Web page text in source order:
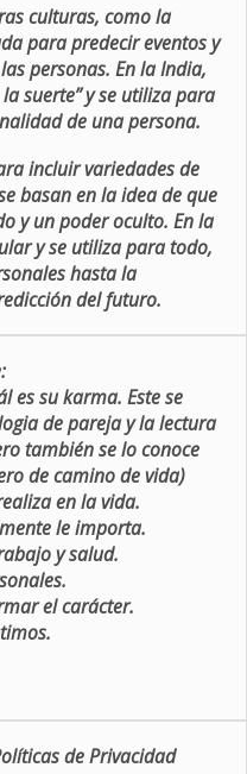
culturas, como la
para predecir eventos y
personas. En la India,
suerte” y se utiliza para
de una persona.
incluir variedades de
basan en la idea de que
y un poder oculto. En la
y se utiliza para todo,
hasta la
del futuro.
es su karma. Este se
de pareja y la lectura
también se lo conoce
de camino de vida)
en la vida.
le importa.
y salud.
el carácter.
de Privacidad